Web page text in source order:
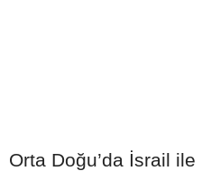
Orta Doğu’da İsrail ile